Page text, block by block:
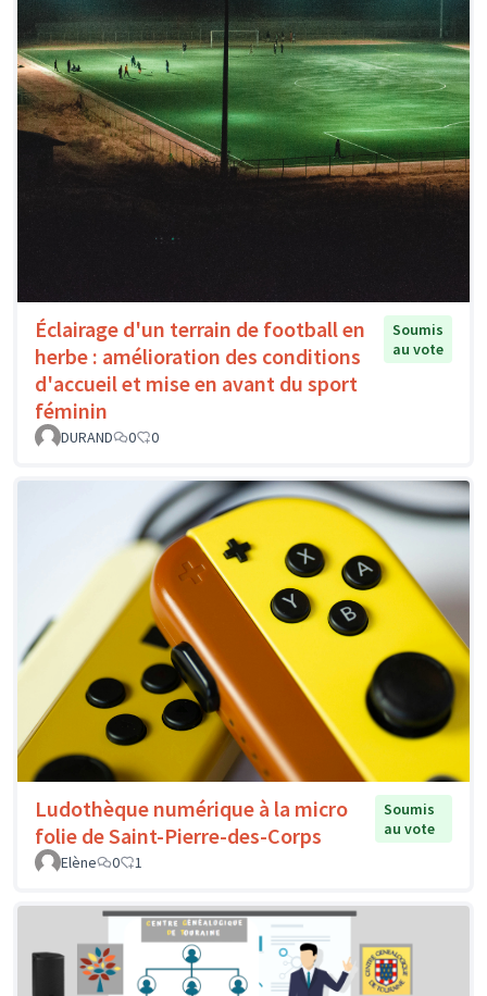
Éclairage d'un terrain de football en
herbe : amélioration des conditions
d'accueil et mise en avant du sport
féminin
Soumis
au vote
DURAND 0 0
Ludothèque numérique à la micro
folie de Saint-Pierre-des-Corps
Soumis
au vote
Elène
0 1